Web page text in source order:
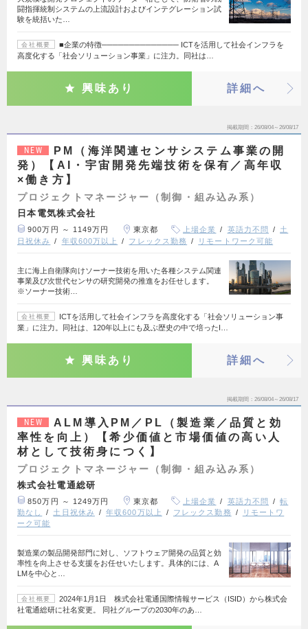
闘指揮統制システムの上流設計およびインテグレーション試
験を統括いた…
会社概要
■企業の特徴────────────── ICTを活用して社会インフラを
高度化する「社会ソリューション事業」に注力。同社は…
興味あり 詳細へ
掲載期間 26/08/04～26/08/17
NEW
PM（海洋関連センサシステム事業の開
発）【AI・宇宙開発先端技術を保有／高年収
×働き方】
プロジェクトマネージャー（制御・組み込み系）
日本電気株式会社
900万円 ～ 1149万円 東京都 上場企業 英語力不問
土
日祝休み
年収600万以上 フレックス勤務 リモートワーク可能
主に海上自衛隊向けソーナー技術を用いた各種システム関連
事業及び次世代センサの研究開発の推進をお任せします。
※ソーナー技術…
会社概要
ICTを活用して社会インフラを高度化する「社会ソリューション事
業」に注力。同社は、120年以上にも及ぶ歴史の中で培ったI…
興味あり 詳細へ
掲載期間 26/08/04～26/08/17
NEW
ALM導入PM／PL（製造業／品質と効
率性を向上）【希少価値と市場価値の高い人
材として技術身につく】
プロジェクトマネージャー（制御・組み込み系）
株式会社電通総研
850万円 ～ 1249万円 東京都 上場企業 英語力不問
転
勤なし
土日祝休み 年収600万以上 フレックス勤務
リモートワ
ーク可能
製造業の製品開発部門に対し、ソフトウェア開発の品質と効
率性を向上させる支援をお任せいたします。具体的には、A
LMを中心と…
会社概要
2024年1月1日 株式会社電通国際情報サービス（ISID）から株式会
社電通総研に社名変更。 同社グループの2030年のあ…